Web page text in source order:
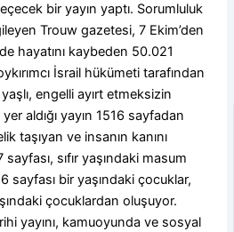
bir yayın yaptı. Sorumluluk
Trouw gazetesi, 7 Ekim’den
hayatını kaybeden 50.021
İsrail hükümeti tarafından
engelli ayırt etmeksizin
aldığı yayın 1516 sayfadan
taşıyan ve insanın kanını
sıfır yaşındaki masum
sayfası bir yaşındaki çocuklar,
çocuklardan oluşuyor.
yayını, kamuoyunda ve sosyal